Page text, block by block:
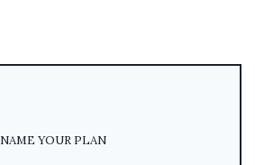
NAME YOUR PLAN